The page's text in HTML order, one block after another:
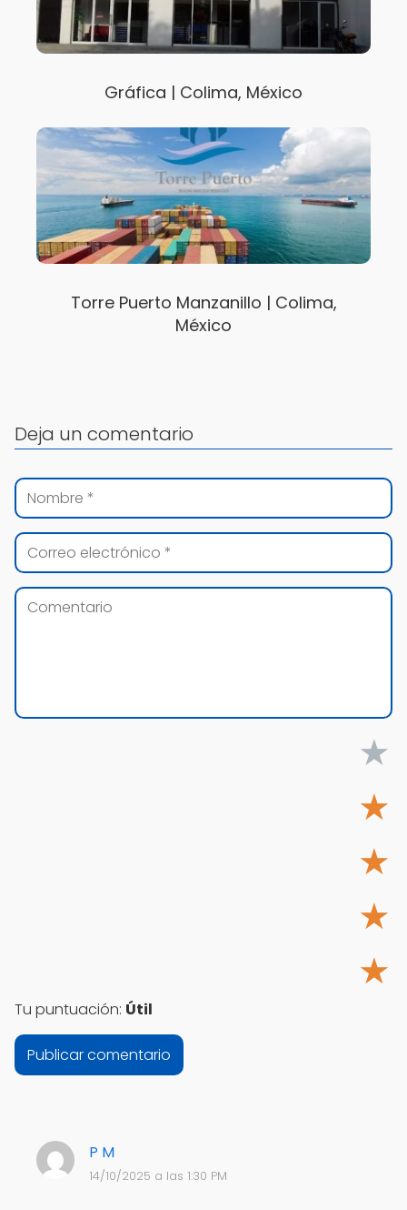
Gráfica | Colima, México
Torre Puerto Manzanillo | Colima,
México
P M
14/10/2025 a las 1:30 PM
Deja un comentario
★
★
★
★
★
Tu puntuación: Útil